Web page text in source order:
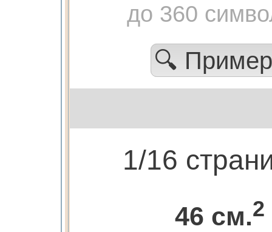
до 360
🔍
1/16
46 см.2